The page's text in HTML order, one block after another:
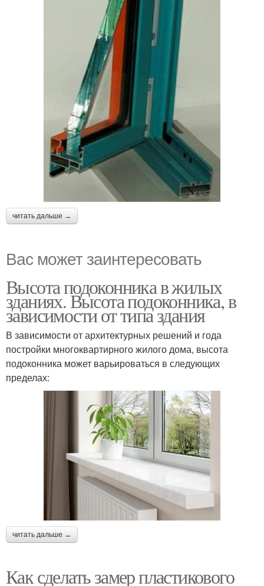
читать дальше →
Вас может заинтересовать
Высота подоконника в жилых
зданиях. Высота подоконника, в
зависимости от типа здания
В зависимости от архитектурных решений и года
постройки многоквартирного жилого дома, высота
подоконника может варьироваться в следующих
пределах:
читать дальше →
Как сделать замер пластикового